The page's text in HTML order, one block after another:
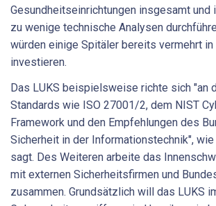
Gesundheitseinrichtungen insgesamt und
zu wenige technische Analysen
würden einige Spitäler bereits vermehrt
investieren.
Das LUKS beispielsweise richte sich "an
Standards wie ISO 27001/2, dem NIST
Framework und den Empfehlungen des
Sicherheit in der Informationstechnik", wie
sagt. Des Weiteren arbeite das
mit externen Sicherheitsfirmen und
zusammen. Grundsätzlich will das LUKS